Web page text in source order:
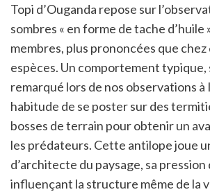
Topi d’Ouganda repose sur
sombres « en forme de tache d’huile
membres, plus prononcées que chez
espèces. Un comportement typique,
remarqué lors de nos observations à
habitude de se poster sur des
bosses de terrain pour obtenir un
les prédateurs. Cette antilope joue
d’architecte du paysage, sa
influençant la structure même de la